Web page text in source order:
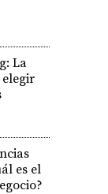
La
es el